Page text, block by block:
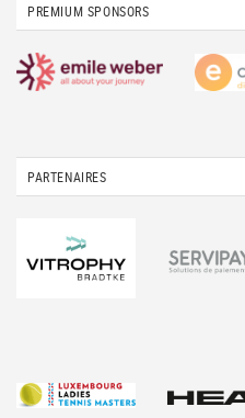
PREMIUM SPONSORS
PARTENAIRES